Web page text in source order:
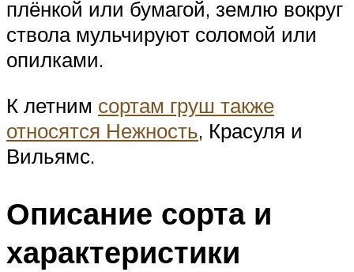
плёнкой или бумагой, землю вокруг
ствола мульчируют соломой или
опилками.
К летним сортам груш также
относятся Нежность, Красуля и
Вильямс.
Описание сорта и
характеристики